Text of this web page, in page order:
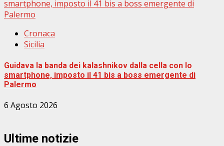
smartphone, imposto il 41 bis a boss emergente di
Palermo
Cronaca
Sicilia
Guidava la banda dei kalashnikov dalla cella con lo
smartphone, imposto il 41 bis a boss emergente di
Palermo
6 Agosto 2026
Ultime notizie